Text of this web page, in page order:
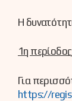
Η
1η
Για
https://